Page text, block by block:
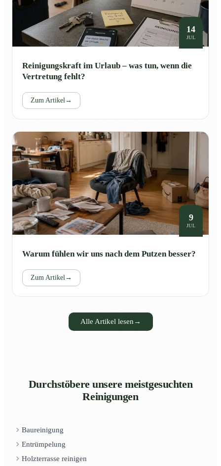
14
JUL
Reinigungskraft im Urlaub – was tun, wenn die
Vertretung fehlt?
Zum Artikel →
9
JUL
Warum fühlen wir uns nach dem Putzen besser?
Zum Artikel →
Alle Artikel lesen →
Durchstöbere unsere meistgesuchten
Reinigungen
Baureinigung
Entrümpelung
Holzterrasse reinigen